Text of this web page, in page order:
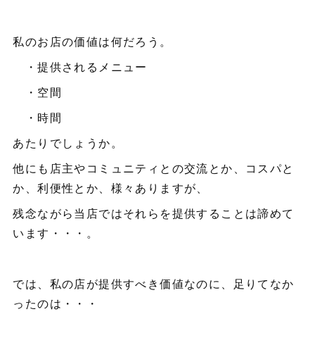
私のお店の価値は何だろう。
・提供されるメニュー
・空間
・時間
あたりでしょうか。
他にも店主やコミュニティとの交流とか、コスパと
か、利便性とか、様々ありますが、
残念ながら当店ではそれらを提供することは諦めて
います・・・。
では、私の店が提供すべき価値なのに、足りてなか
ったのは・・・